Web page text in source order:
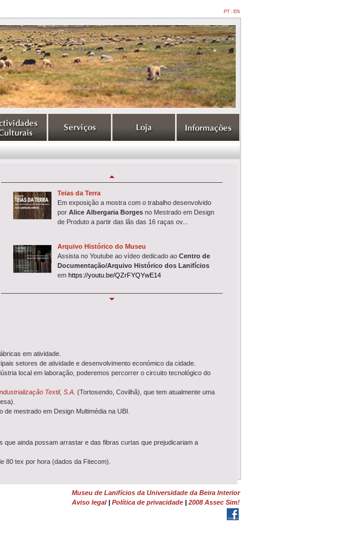
PT| EN
Teias da Terra
Em exposição a mostra com o trabalho desenvolvido
por Alice Albergaria Borgesno Mestrado em Design
de Produto a partir das lãs das 16 raças ov...
Arquivo Histórico do Museu
Assista no Youtube ao vídeo dedicado ao Centro de
Documentação/Arquivo Histórico dos Lanifícios
em https://youtu.be/QZrFYQYwE14
Histórias Tecidas
Guia Multimedia
A partir deste mês, disponibilizamos o acesso ao novo
Guia Multimédia. Acessível por QR Code, esta App permite uma
Turismo Industrial
De terça a sábado, das 10h-13h e 14h30-18h, o
visitas guiadas no Museu, percursos pedestres
Visita Guiada (RTP2)
Covilhã, com a investigadora Elisa Calado Pinheiro, na
Concurso
Entre9 e 22 de julhodecorre o concurso
em atividade.
setores de atividade e desenvolvimento económico da cidade.
local em laboração, poderemos percorrer o circuito tecnológico do
Textil, S.A. (Tortosendo, Covilhã), que tem atualmente uma
mestrado em Design Multimédia na UBI.
ainda possam arrastar e das fibras curtas que prejudicariam a
80 tex por hora (dados da Fitecom).
10.000 rotações/minuto (dados da Fitecom).
Museu de Lanifícios da Universidade da Beira Interior
Aviso legal | Política de privacidade | 2008 Assec Sim!